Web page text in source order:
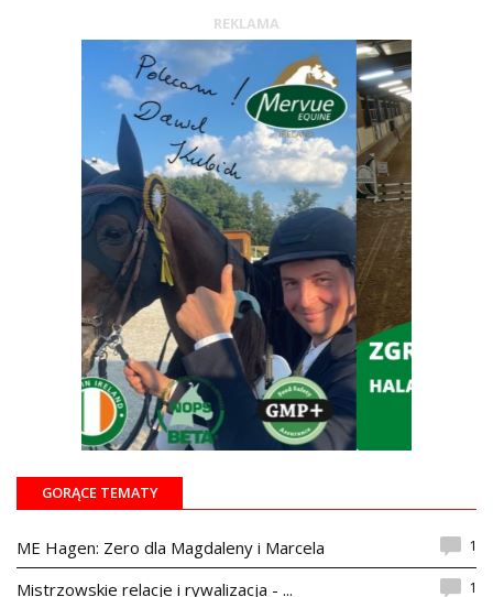
REKLAMA
GORĄCE TEMATY
ME Hagen: Zero dla Magdaleny i Marcela 1
Mistrzowskie relacje i rywalizacja - ... 1